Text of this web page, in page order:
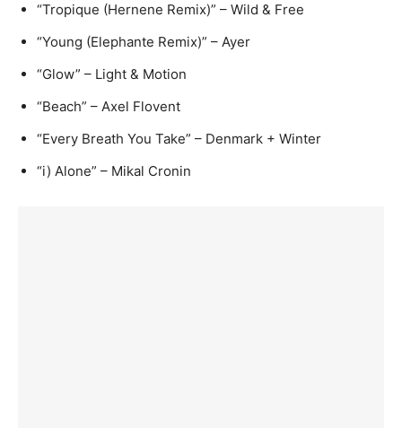
“Tropique (Hernene Remix)” – Wild & Free
“Young (Elephante Remix)” – Ayer
“Glow” – Light & Motion
“Beach” – Axel Flovent
“Every Breath You Take” – Denmark + Winter
“i) Alone” – Mikal Cronin